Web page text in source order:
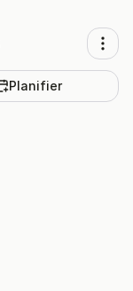
Planifier